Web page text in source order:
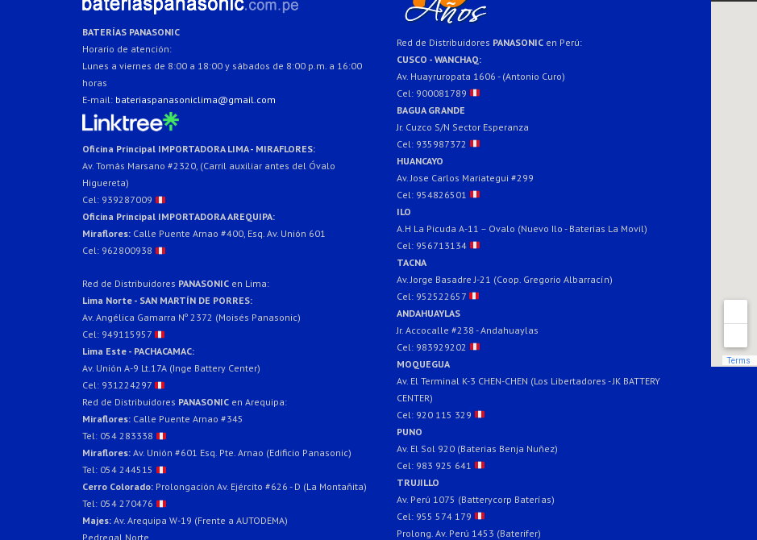
BATERÍAS PANASONIC
Horario de atención:
Lunes a viernes de 8:00 a 18:00 y sábados de 8:00 p.m. a 16:00
horas
E-mail: bateriaspanasoniclima@gmail.com
Oficina Principal IMPORTADORA LIMA - MIRAFLORES:
Av. Tomás Marsano #2320, (Carril auxiliar antes del Óvalo
Higuereta)
Cel: 939287009
Oficina Principal IMPORTADORA AREQUIPA:
Miraflores: Calle Puente Arnao #400, Esq. Av. Unión 601
Cel: 962800938
Red de Distribuidores PANASONIC en Lima:
Lima Norte - SAN MARTÍN DE PORRES:
Av. Angélica Gamarra Nº 2372 (Moisés Panasonic)
Cel: 949115957
Lima Este - PACHACAMAC:
Av. Unión A-9 Lt.17A (Inge Battery Center)
Cel: 931224297
Red de Distribuidores PANASONIC en Arequipa:
Miraflores: Calle Puente Arnao #345
Tel: 054 283338
Miraflores: Av. Unión #601 Esq. Pte. Arnao (Edificio Panasonic)
Tel: 054 244515
Cerro Colorado: Prolongación Av. Ejército #626 - D (La Montañita)
Tel: 054 270476
Majes: Av. Arequipa W-19 (Frente a AUTODEMA)
Pedregal Norte
Red de Distribuidores PANASONICen Perú:
CUSCO - WANCHAQ:
Av. Huayruropata 1606 - (Antonio Curo)
Cel: 900081789
BAGUA GRANDE
Jr. Cuzco S/N Sector Esperanza
Cel: 935987372
HUANCAYO
Av. Jose Carlos Mariategui #299
Cel: 954826501
ILO
A.H La Picuda A-11 – Ovalo (Nuevo Ilo - Baterias La Movil)
Cel: 956713134
TACNA
Av. Jorge Basadre J-21 (Coop. Gregorio Albarracín)
Cel: 952522657
ANDAHUAYLAS
Jr. Accocalle #238 - Andahuaylas
Cel: 983929202
MOQUEGUA
Av. El Terminal K-3 CHEN-CHEN (Los Libertadores - JK BATTERY
CENTER)
Cel: 920 115 329
PUNO
Av. El Sol 920 (Baterias Benja Nuñez)
Cel: 983 925 641
TRUJILLO
Av. Perú 1075 (Batterycorp Baterías)
Cel: 955 574 179
Prolong. Av. Perú 1453 (Baterifer)